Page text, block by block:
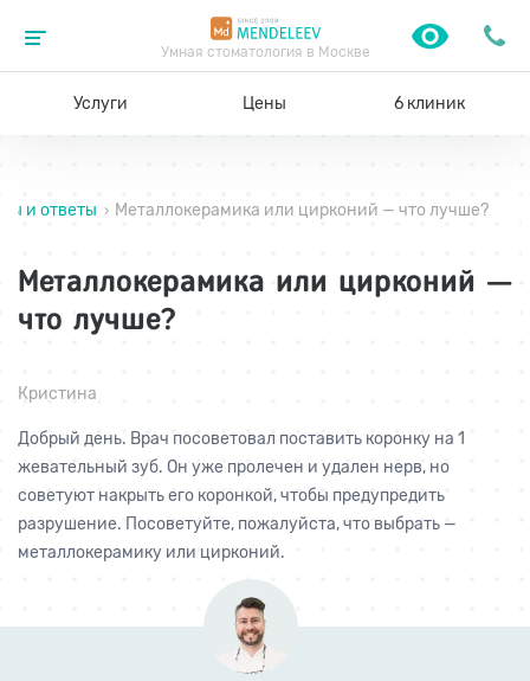
Умная стоматология в Москве
Услуги Цены 6 клиник
и ответы › Металлокерамика или цирконий — что лучше?
Металлокерамика или цирконий —
что лучше?
Кристина
Добрый день. Врач посоветовал поставить коронку на 1
жевательный зуб. Он уже пролечен и удален нерв, но
советуют накрыть его коронкой, чтобы предупредить
разрушение. Посоветуйте, пожалуйста, что выбрать —
металлокерамику или цирконий.